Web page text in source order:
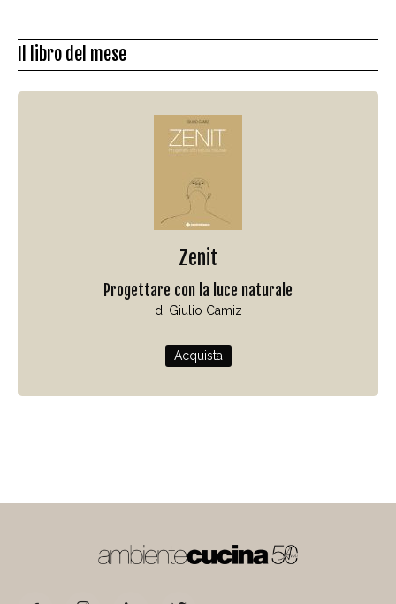
Il libro del mese
Zenit
Progettare con la luce naturale
di Giulio Camiz
Acquista